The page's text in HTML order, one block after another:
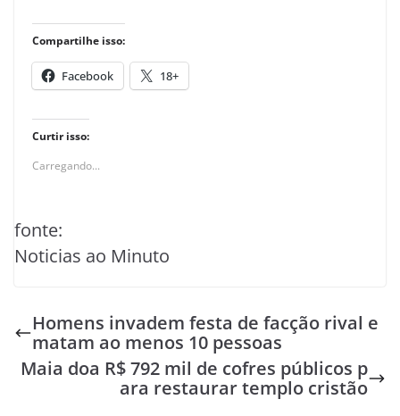
Compartilhe isso:
Facebook 18+
Curtir isso:
Carregando...
fonte:
Noticias ao Minuto
Homens invadem festa de facção rival e
matam ao menos 10 pessoas
Maia doa R$ 792 mil de cofres públicos p
ara restaurar templo cristão